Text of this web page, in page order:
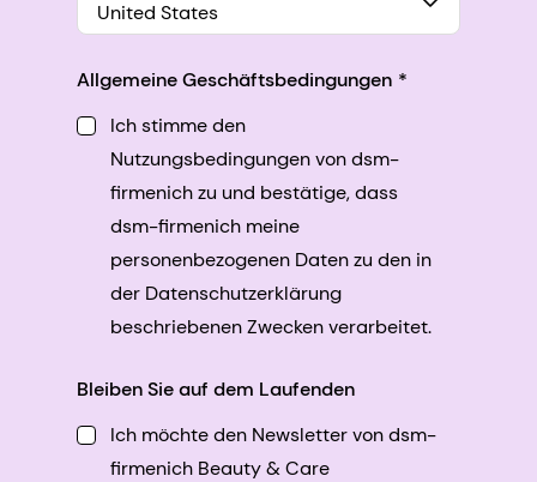
United States
Allgemeine Geschäftsbedingungen
Ich stimme den
Nutzungsbedingungen von dsm-
firmenich zu und bestätige, dass
dsm-firmenich meine
personenbezogenen Daten zu den in
der Datenschutzerklärung
beschriebenen Zwecken verarbeitet.
Bleiben Sie auf dem Laufenden
Ich möchte den Newsletter von dsm-
firmenich Beauty & Care